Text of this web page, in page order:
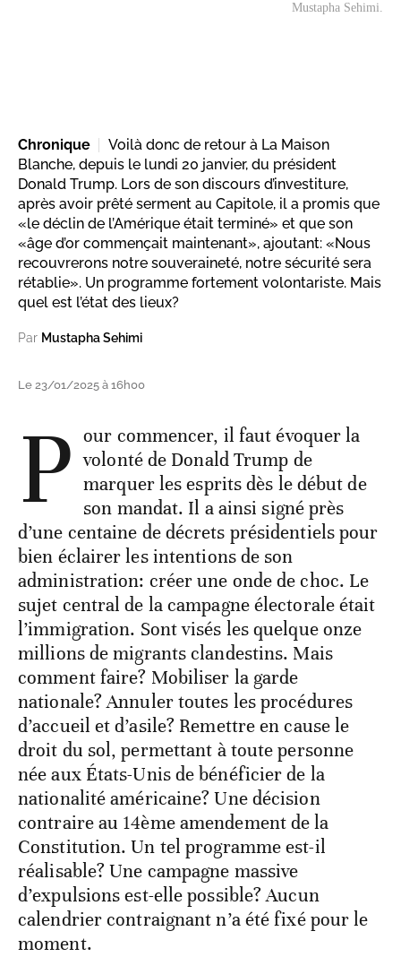
Mustapha Sehimi.
Chronique
Voilà donc de retour à La Maison
Blanche, depuis le lundi 20 janvier, du président
Donald Trump. Lors de son discours d’investiture,
après avoir prêté serment au Capitole, il a promis que
«le déclin de l’Amérique était terminé» et que son
«âge d’or commençait maintenant», ajoutant: «Nous
recouvrerons notre souveraineté, notre sécurité sera
rétablie». Un programme fortement volontariste. Mais
quel est l’état des lieux?
Par Mustapha Sehimi
Le 23/01/2025 à 16h00
P our commencer, il faut évoquer la
volonté de Donald Trump de
marquer les esprits dès le début de
son mandat. Il a ainsi signé près
d’une centaine de décrets présidentiels pour
bien éclairer les intentions de son
administration: créer une onde de choc. Le
sujet central de la campagne électorale était
l’immigration. Sont visés les quelque onze
millions de migrants clandestins. Mais
comment faire? Mobiliser la garde
nationale? Annuler toutes les procédures
d’accueil et d’asile? Remettre en cause le
droit du sol, permettant à toute personne
née aux États-Unis de bénéficier de la
nationalité américaine? Une décision
contraire au 14ème amendement de la
Constitution. Un tel programme est-il
réalisable? Une campagne massive
d’expulsions est-elle possible? Aucun
calendrier contraignant n’a été fixé pour le
moment.